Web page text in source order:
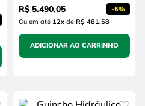
R$ 5.490,05 -5%
Ou em até 12xde R$ 481,58
ADICIONAR AO CARRINHO